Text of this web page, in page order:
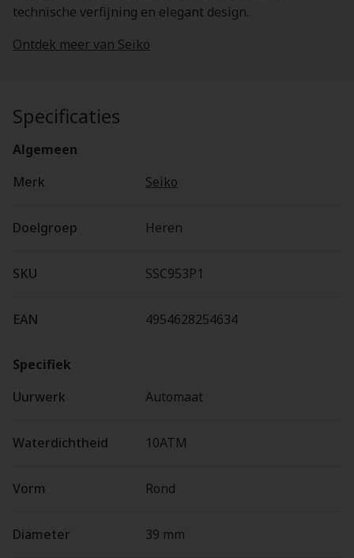
technische verfijning en elegant design.
Ontdek meer van Seiko
Specificaties
Algemeen
Merk
Seiko
Doelgroep Heren
SKU SSC953P1
EAN 4954628254634
Specifiek
Uurwerk
Automaat
Waterdichtheid 10ATM
Vorm Rond
Diameter 39 mm